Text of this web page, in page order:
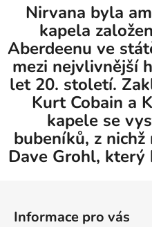
Nirvana byla
kapela
Aberdeenu ve
mezi nejvlivnější
let 20. století.
Kurt Cobain a
kapele se
bubeníků, z
Dave Grohl,
Informace pro vás